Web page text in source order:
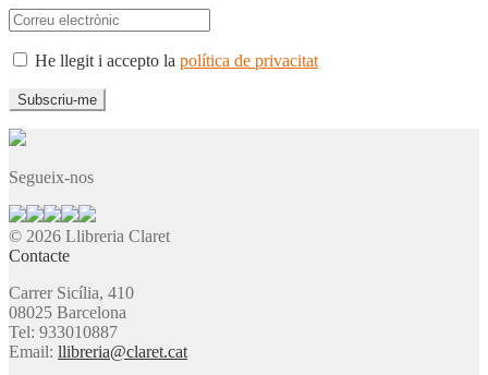
He llegit i accepto la política de privacitat
Segueix-nos
© 2026 Llibreria Claret
Contacte
Carrer Sicília, 410
08025 Barcelona
Tel: 933010887
Email: llibreria@claret.cat